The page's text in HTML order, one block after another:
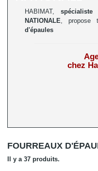
HABIMAT,
NATIONALE,propose
d'épaules
chez
FOURREAUX
Il y a 37 produits.